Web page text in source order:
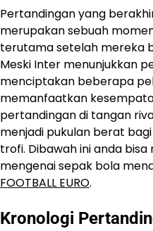
Pertandingan yang
merupakan sebuah
terutama setelah mereka
Meski Inter menunjukkan
menciptakan beberapa
memanfaatkan
pertandingan di tangan
menjadi pukulan berat
trofi. Dibawah ini anda
mengenai sepak bola
FOOTBALL EURO.
Kronologi